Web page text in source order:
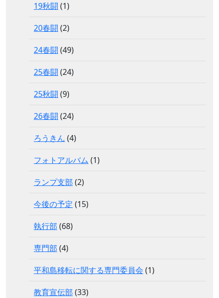
19秋闘 (1)
20春闘 (2)
24春闘 (49)
25春闘 (24)
25秋闘 (9)
26春闘 (24)
ろうきん (4)
フォトアルバム (1)
ランプ支部 (2)
今後の予定 (15)
執行部 (68)
専門部 (4)
平和島移転に関する専門委員会 (1)
教育宣伝部 (33)